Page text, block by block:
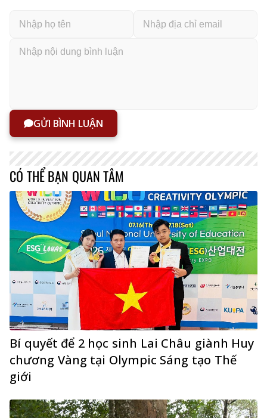
GỬI BÌNH LUẬN
CÓ THỂ BẠN QUAN TÂM
Bí quyết để 2 học sinh Lai Châu giành Huy
chương Vàng tại Olympic Sáng tạo Thế
giới